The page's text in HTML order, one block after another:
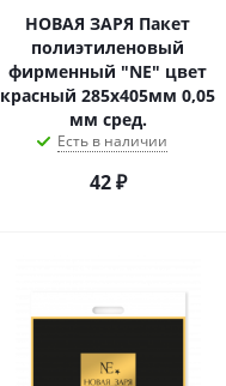
НОВАЯ ЗАРЯ Пакет
полиэтиленовый
фирменный "NE" цвет
красный 285х405мм 0,05
мм сред.
Есть в наличии
42₽